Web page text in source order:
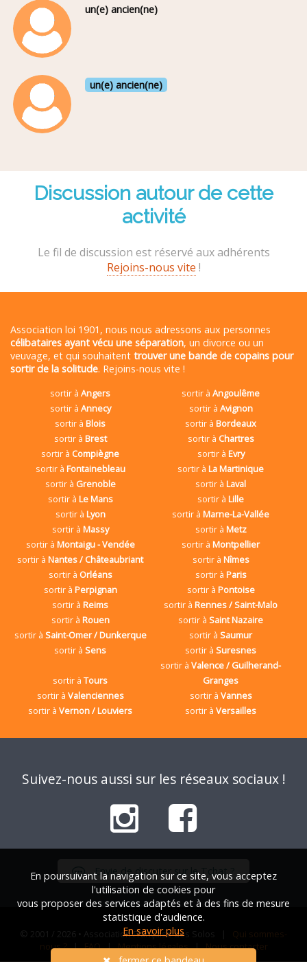
un(e) ancien(ne)
un(e) ancien(ne)
Discussion autour de cette
activité
Le fil de discussion est réservé aux adhérents
Rejoins-nous vite !
Association loi 1901, nous nous adressons aux personnes
célibataires ayant vécu une séparation, un divorce ou un
veuvage, et qui souhaitent trouver une bande de copains pour
sortir de la solitude. Rejoins-nous vite !
sortir àAngers sortir àAngoulême
sortir à Annecy sortir à Avignon
sortir àBlois sortir àBordeaux
sortir à Brest sortir à Chartres
sortir à Compiègne sortir à Evry
sortir à Fontainebleau sortir àLa Martinique
sortir à Grenoble sortir àLaval
sortir à Le Mans sortir àLille
sortir à Lyon sortir àMarne-La-Vallée
sortir à Massy sortir à Metz
sortir à Montaigu - Vendée sortir àMontpellier
sortir àNantes / Châteaubriant sortir à Nîmes
sortir à Orléans sortir à Paris
sortir à Perpignan sortir à Pontoise
sortir àReims sortir àRennes / Saint-Malo
sortir à Rouen sortir àSaint Nazaire
sortir à Saint-Omer / Dunkerque sortir àSaumur
sortir àSens sortir àSuresnes
sortir àTours
sortir àValence / Guilherand-
Granges
sortir à Valenciennes sortir à Vannes
sortir àVernon / Louviers sortir àVersailles
Suivez-nous aussi sur les réseaux sociaux !
Envie de discuter sur le Tchat ?
© 2001 / 2026 • Association Française des Solos | Qui sommes-
nous ?|FAQ|Mentions légales|Nous contacter
En poursuivant la navigation sur ce site, vous acceptez
l'utilisation de cookies pour
vous proposer des services adaptés et à des fins de mesure
statistique d'audience.
En savoir plus